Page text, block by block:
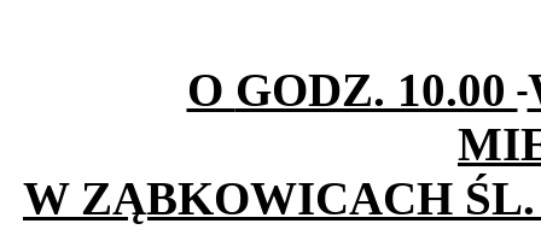
O GODZ. 10.00
W ZĄBKOWICACH ŚL.